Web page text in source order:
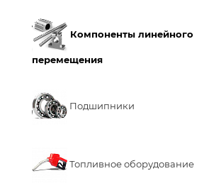
Компоненты линейного
перемещения
Подшипники
Топливное оборудование